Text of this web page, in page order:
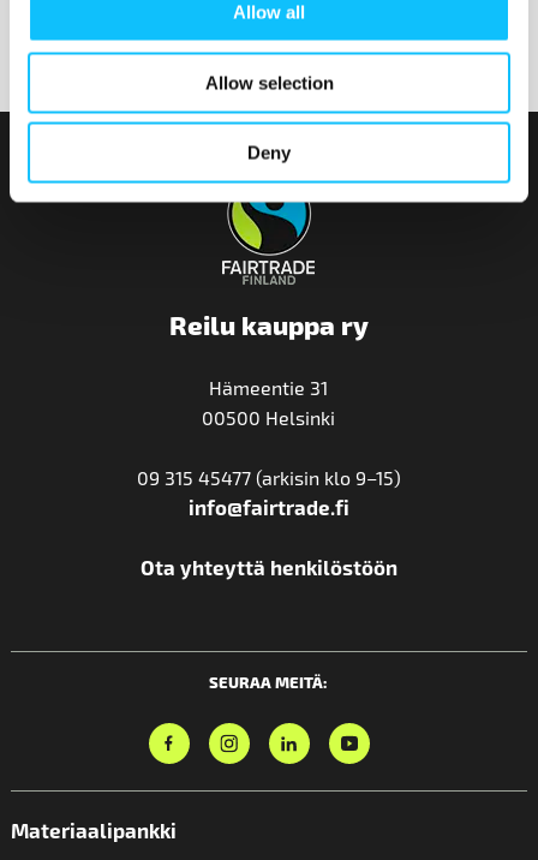
Allow all
Allow selection
Deny
Reilu kauppa ry
Hämeentie 31
00500 Helsinki
09 315 45477 (arkisin klo 9–15)
info@fairtrade.fi
Ota yhteyttä henkilöstöön
SEURAA MEITÄ:
Materiaalipankki